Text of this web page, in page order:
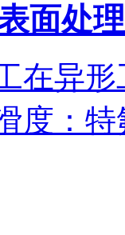
面处理
在异
度：